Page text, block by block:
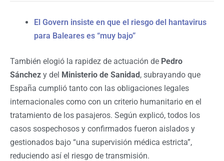
El Govern insiste en que el riesgo del hantavirus
para Baleares es “muy bajo”
También elogió la rapidez de actuación de Pedro
Sánchez y del Ministerio de Sanidad, subrayando que
España cumplió tanto con las obligaciones legales
internacionales como con un criterio humanitario en el
tratamiento de los pasajeros. Según explicó, todos los
casos sospechosos y confirmados fueron aislados y
gestionados bajo “una supervisión médica estricta”,
reduciendo así el riesgo de transmisión.